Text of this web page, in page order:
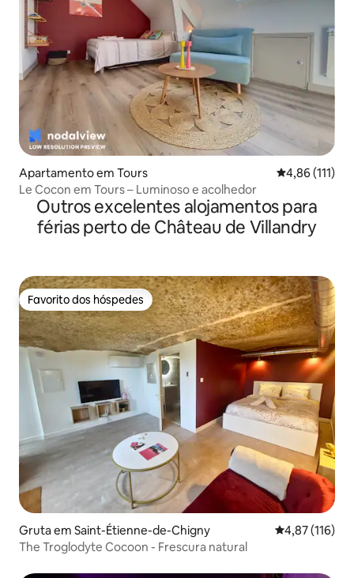
Apartamento em Tours Classificação
4,86 (111)
Le Cocon em Tours – Luminoso e acolhedor
Outros excelentes alojamentos para
férias perto de Château de Villandry
Favorito dos hóspedes
Favorito dos hóspedes
Gruta em Saint-Étienne-de-Chigny Classificação
4,87 (116)
The Troglodyte Cocoon - Frescura natural